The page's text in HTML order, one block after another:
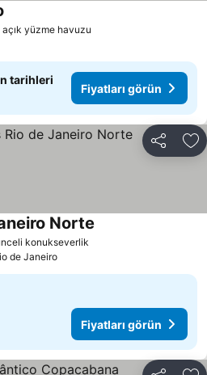
açık yüzme havuzu
tarihleri
Fiyatları görün
Paylaş
konukseverlik
Norte
de Janeiro
Fiyatları görün